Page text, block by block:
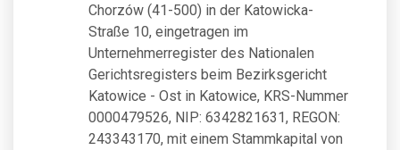
Chorzów (41-500) in der Katowicka-
Straße 10, eingetragen im
Unternehmerregister des Nationalen
Gerichtsregisters beim Bezirksgericht
Katowice - Ost in Katowice, KRS-Nummer
0000479526, NIP: 6342821631, REGON:
243343170, mit einem Stammkapital von